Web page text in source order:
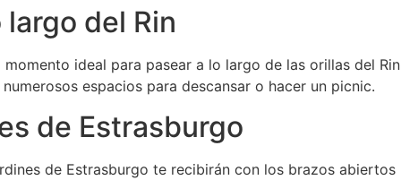
del Rin
ideal para pasear a lo largo de las orillas del Rin
espacios para descansar o hacer un picnic.
de Estrasburgo
de Estrasburgo te recibirán con los brazos abiertos